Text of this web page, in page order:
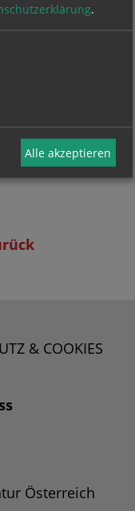
& COOKIES
Österreich
.
Alle akzeptieren